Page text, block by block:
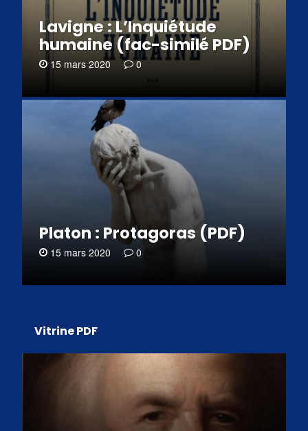
Lavigne : L’Inquiétude
humaine (fac-similé PDF)
15 mars 2020 0
Platon : Protagoras (PDF)
15 mars 2020 0
Vitrine PDF